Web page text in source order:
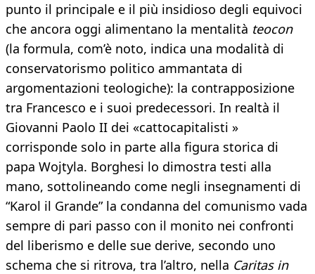
punto il principale e il più insidioso degli equivoci
che ancora oggi alimentano la mentalità teocon
(la formula, com’è noto, indica una modalità di
conservatorismo politico ammantata di
argomentazioni teologiche): la contrapposizione
tra Francesco e i suoi predecessori. In realtà il
Giovanni Paolo II dei «cattocapitalisti »
corrisponde solo in parte alla figura storica di
papa Wojtyla. Borghesi lo dimostra testi alla
mano, sottolineando come negli insegnamenti di
“Karol il Grande” la condanna del comunismo vada
sempre di pari passo con il monito nei confronti
del liberismo e delle sue derive, secondo uno
schema che si ritrova, tra l’altro, nella Caritas in